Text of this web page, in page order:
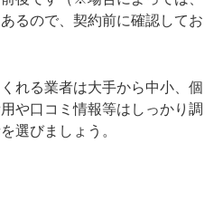
るので、契約前に確認してお
れる業者は大手から中小、個
や口コミ情報等はしっかり調
選びましょう。